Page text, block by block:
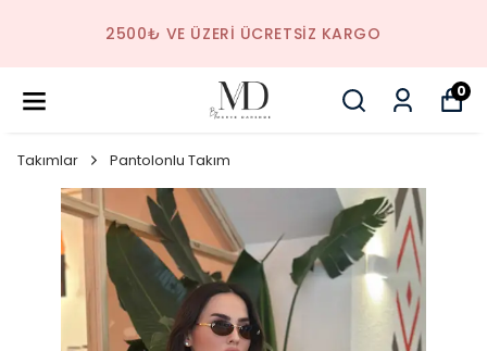
2500₺ VE ÜZERI ÜCRETSIZ KARGO
0
Takımlar Pantolonlu Takım